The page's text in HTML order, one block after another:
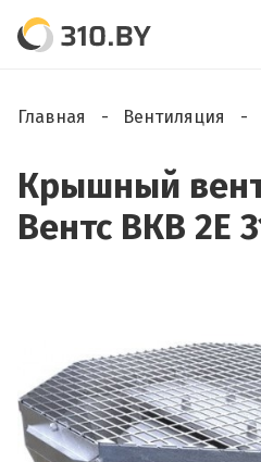
Главная Вентиляция
Крышный
Вентс ВКВ 2Е